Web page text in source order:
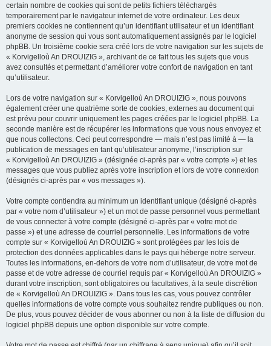
certain nombre de cookies qui sont de petits fichiers téléchargés
temporairement par le navigateur internet de votre ordinateur. Les deux
premiers cookies ne contiennent qu’un identifiant utilisateur et un identifiant
anonyme de session qui vous sont automatiquement assignés par le logiciel
phpBB. Un troisième cookie sera créé lors de votre navigation sur les sujets de
« Korvigelloù An DROUIZIG », archivant de ce fait tous les sujets que vous
avez consultés et permettant d’améliorer votre confort de navigation en tant
qu’utilisateur.
Lors de votre navigation sur « Korvigelloù An DROUIZIG », nous pouvons
également créer une quatrième sorte de cookies, externes au document qui
est prévu pour couvrir uniquement les pages créées par le logiciel phpBB. La
seconde manière est de récupérer les informations que vous nous envoyez et
que nous collectons. Ceci peut correspondre — mais n’est pas limité à — la
publication de messages en tant qu’utilisateur anonyme, l’inscription sur
« Korvigelloù An DROUIZIG » (désignée ci-après par « votre compte ») et les
messages que vous publiez après votre inscription et lors de votre connexion
(désignés ci-après par « vos messages »).
Votre compte contiendra au minimum un identifiant unique (désigné ci-après
par « votre nom d’utilisateur ») et un mot de passe personnel vous permettant
de vous connecter à votre compte (désigné ci-après par « votre mot de
passe ») et une adresse de courriel personnelle. Les informations de votre
compte sur « Korvigelloù An DROUIZIG » sont protégées par les lois de
protection des données applicables dans le pays qui héberge notre serveur.
Toutes les informations, en-dehors de votre nom d’utilisateur, de votre mot de
passe et de votre adresse de courriel requis par « Korvigelloù An DROUIZIG »
durant votre inscription, sont obligatoires ou facultatives, à la seule discrétion
de « Korvigelloù An DROUIZIG ». Dans tous les cas, vous pouvez contrôler
quelles informations de votre compte vous souhaitez rendre publiques ou non.
De plus, vous pouvez décider de vous abonner ou non à la liste de diffusion du
logiciel phpBB depuis une option disponible sur votre compte.